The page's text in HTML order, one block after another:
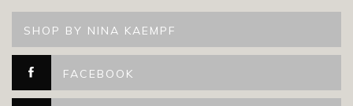
SHOP BY NINA KAEMPF
FACEBOOK